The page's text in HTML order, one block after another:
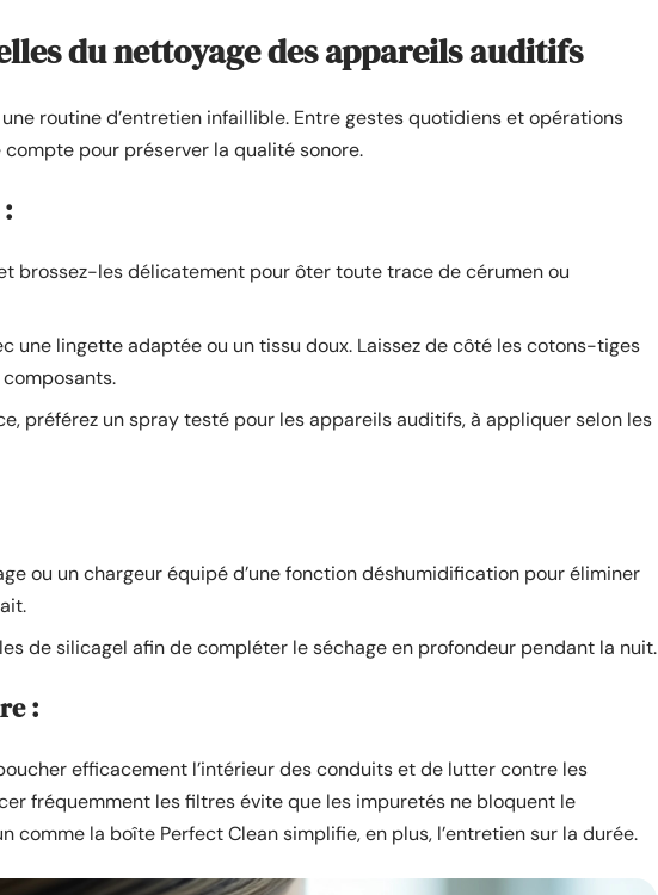
du nettoyage des appareils auditifs
routine d’entretien infaillible. Entre gestes quotidiens et opérations
pour préserver la qualité sonore.
brossez-les délicatement pour ôter toute trace de cérumen ou
une lingette adaptée ou un tissu doux. Laissez de côté les cotons-tiges
préférez un spray testé pour les appareils auditifs, à appliquer selon les
ou un chargeur équipé d’une fonction déshumidification pour éliminer
de silicagel afin de compléter le séchage en profondeur pendant la nuit.
:
efficacement l’intérieur des conduits et de lutter contre les
fréquemment les filtres évite que les impuretés ne bloquent le
comme la boîte Perfect Clean simplifie, en plus, l’entretien sur la durée.